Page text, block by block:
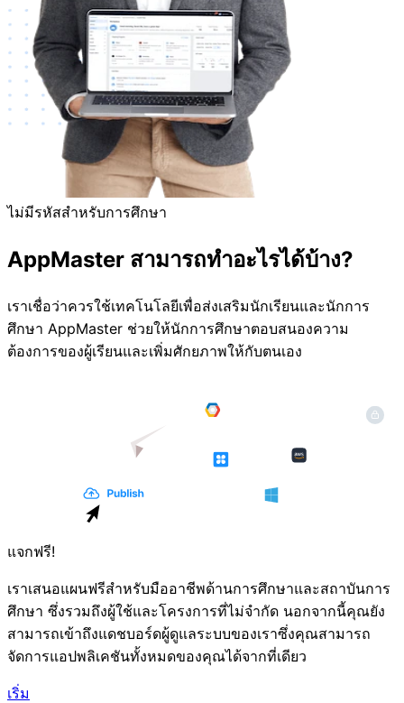
ไม่มีรหัสสำหรับการศึกษา
AppMaster สามารถทำอะไรได้บ้าง?
เราเชื่อว่าควรใช้เทคโนโลยีเพื่อส่งเสริมนักเรียนและนักการ
ศึกษา AppMaster ช่วยให้นักการศึกษาตอบสนองความ
ต้องการของผู้เรียนและเพิ่มศักยภาพให้กับตนเอง⁣⁣⁣
แจกฟรี!
เราเสนอแผนฟรีสำหรับมืออาชีพด้านการศึกษาและสถาบันการ
ศึกษา ซึ่งรวมถึงผู้ใช้และโครงการที่ไม่จำกัด นอกจากนี้คุณยัง
สามารถเข้าถึงแดชบอร์ดผู้ดูแลระบบของเราซึ่งคุณสามารถ
จัดการแอปพลิเคชันทั้งหมดของคุณได้จากที่เดียว
เริ่ม